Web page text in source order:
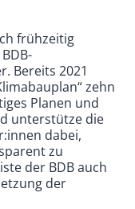
frühzeitig
Bereits 2021
zehn
Planen und
unterstütze die
dabei,
zu
der BDB auch
der